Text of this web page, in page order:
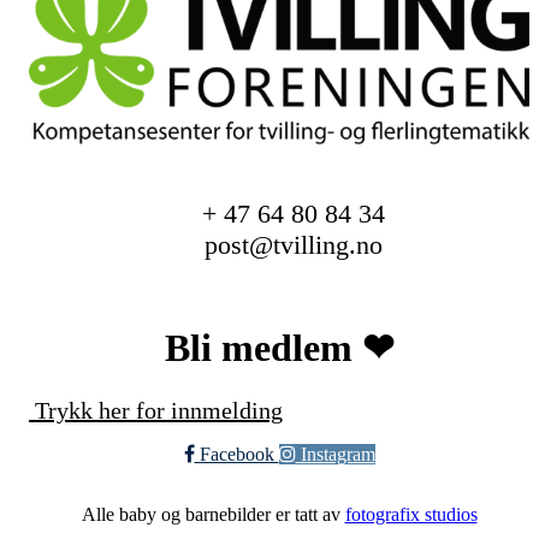
+ 47 64 80 84 34
post@tvilling.no
Bli medlem ❤︎
Trykk her for innmelding
Facebook Instagram
Alle baby og barnebilder er tatt av fotografix studios